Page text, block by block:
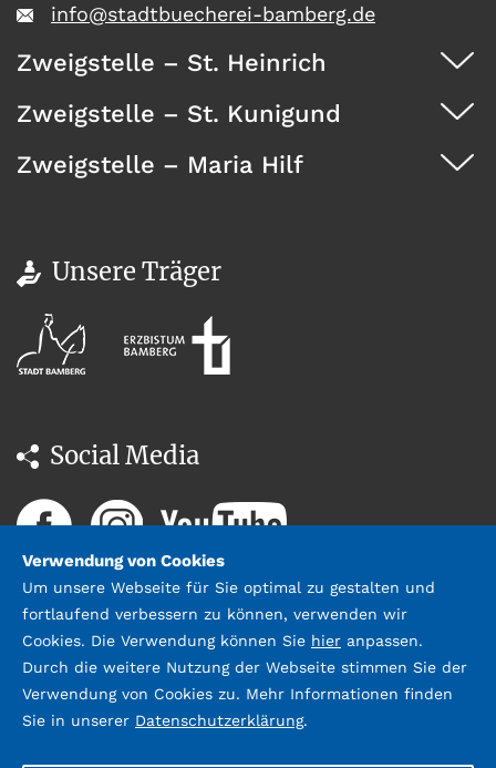
info@stadtbuecherei-bamberg.de
Zweigstelle – St. Heinrich
Dürrwächterstr. 29, 96052 Bamberg
Zweigstelle – St. Kunigund
Seehofstraße 41, 96052 Bamberg
Zweigstelle – Maria Hilf
Unsere Träger
Social Media
Datenschutz Impressum &
Kontakt
Verwendung von Cookies
Um unsere Webseite für Sie optimal zu gestalten und
fortlaufend verbessern zu können, verwenden wir
Cookies. Die Verwendung können Sie hier anpassen.
Durch die weitere Nutzung der Webseite stimmen Sie der
Verwendung von Cookies zu. Mehr Informationen finden
Sie in unserer Datenschutzerklärung.